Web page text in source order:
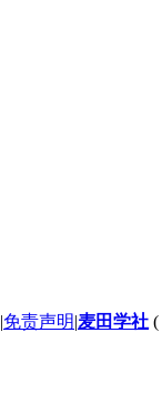
|免责声明|麦田学社 (